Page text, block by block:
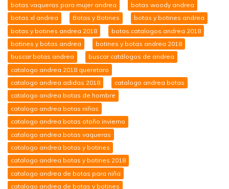
botas vaqueras para mujer andrea
botas woody andrea
botas xl andrea
Botas y Botines
botas y botines andrea
botas y botines andrea 2018
botas.catalogos.andrea 2018
botines y botas andrea
botines y botas andrea 2018
buscar botas andrea
buscar catálogos de andrea
catalogo andrea 2018 queretaro
catalogo andrea adidas 2018
catalogo andrea botas
catalogo andrea botas de hombre
catalogo andrea botas niñas
catalogo andrea botas otoño invierno
catalogo andrea botas vaqueras
catalogo andrea botas y botines
catalogo andrea botas y botines 2018
catalogo andrea de botas para niña
catalogo andrea de botas y botines